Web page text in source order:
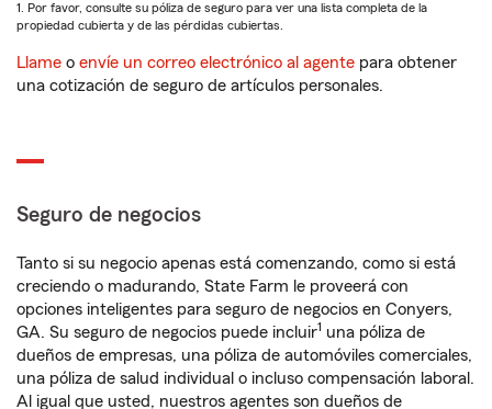
1. Por favor, consulte su póliza de seguro para ver una lista completa de la
propiedad cubierta y de las pérdidas cubiertas.
Llame o envíe un correo electrónico al agente para obtener
una cotización de seguro de artículos personales.
Seguro de negocios
Tanto si su negocio apenas está comenzando, como si está
creciendo o madurando, State Farm le proveerá con
opciones inteligentes para seguro de negocios en Conyers,
GA. Su seguro de negocios puede incluir1 una póliza de
dueños de empresas, una póliza de automóviles comerciales,
una póliza de salud individual o incluso compensación laboral.
Al igual que usted, nuestros agentes son dueños de